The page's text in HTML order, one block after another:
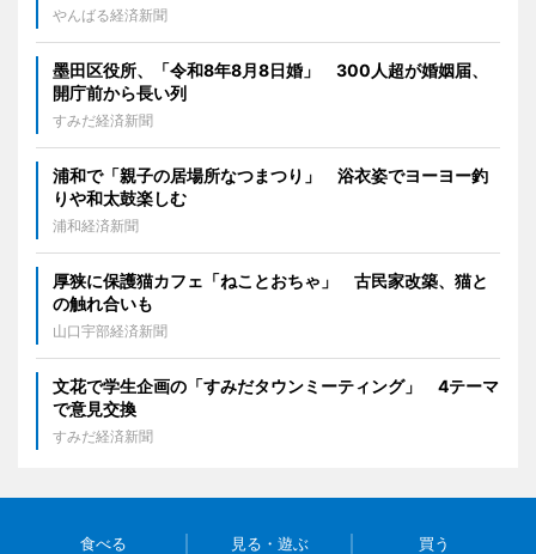
やんばる経済新聞
墨田区役所、「令和8年8月8日婚」 300人超が婚姻届、
開庁前から長い列
すみだ経済新聞
浦和で「親子の居場所なつまつり」 浴衣姿でヨーヨー釣
りや和太鼓楽しむ
浦和経済新聞
厚狭に保護猫カフェ「ねことおちゃ」 古民家改築、猫と
の触れ合いも
山口宇部経済新聞
文花で学生企画の「すみだタウンミーティング」 4テーマ
で意見交換
すみだ経済新聞
食べる 見る・遊ぶ 買う